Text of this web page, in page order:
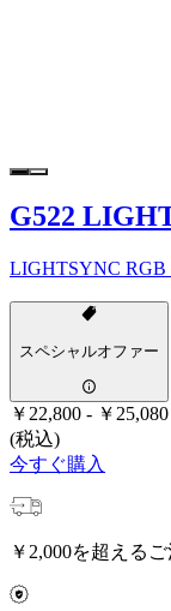
G522
LIGHTSYNC
スペシャルオファー
￥22,800 - ￥25,080
(税込)
今すぐ購入
￥2,000を超える